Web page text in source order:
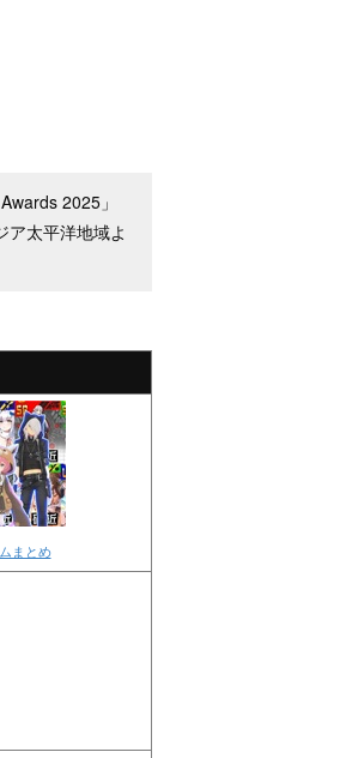
2025」
ア太平洋地域よ
まとめ